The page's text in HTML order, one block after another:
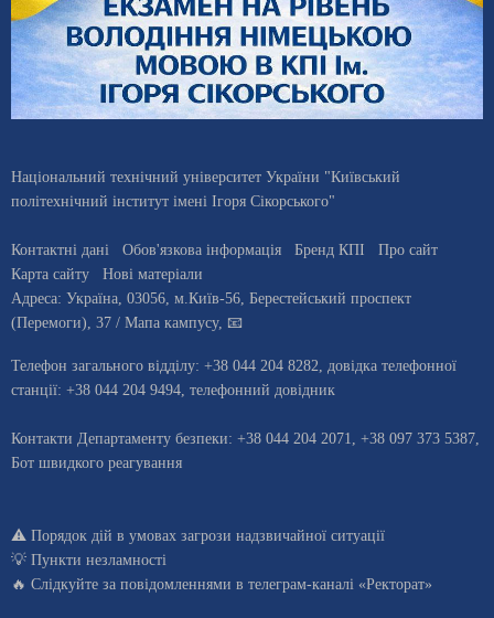
Національний технічний університет України "Київський
політехнічний інститут імені Ігоря Сікорського"
Контактні дані Обов'язкова інформація Бренд КПІ
Про сайт
Карта сайту
Нові матеріали
Адреса: Україна, 03056, м.Київ-56, Берестейський проспект
(Перемоги), 37 / Мапа кампусу, 📧
Телефон загального відділу: +38 044 204 8282, довiдка телефонної
станцiї: +38 044 204 9494, телефонний довідник
Контакти Департаменту безпеки: +38 044 204 2071, +38 097 373 5387,
Бот швидкого реагування
⚠️ Порядок дій в умовах загрози надзвичайної ситуації
💡 Пункти незламності
🔥 Слідкуйте за повідомленнями в телеграм-каналі «Ректорат»